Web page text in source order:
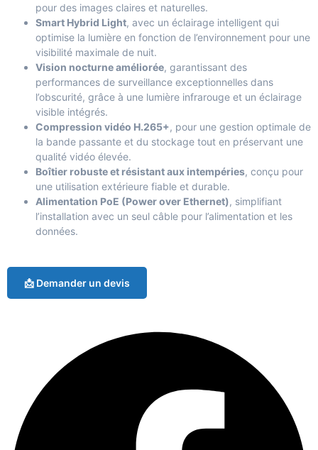
pour des images claires et naturelles.
Smart Hybrid Light, avec un éclairage intelligent qui
optimise la lumière en fonction de l’environnement pour une
visibilité maximale de nuit.
Vision nocturne améliorée, garantissant des
performances de surveillance exceptionnelles dans
l’obscurité, grâce à une lumière infrarouge et un éclairage
visible intégrés.
Compression vidéo H.265+, pour une gestion optimale de
la bande passante et du stockage tout en préservant une
qualité vidéo élevée.
Boîtier robuste et résistant aux intempéries, conçu pour
une utilisation extérieure fiable et durable.
Alimentation PoE (Power over Ethernet), simplifiant
l’installation avec un seul câble pour l’alimentation et les
données.
📩 Demander un devis